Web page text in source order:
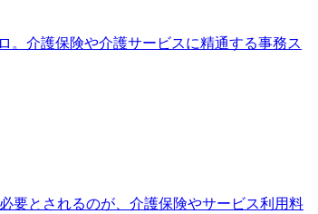
。介護保険や介護サービスに精通する事務ス
要とされるのが、介護保険やサービス利用料